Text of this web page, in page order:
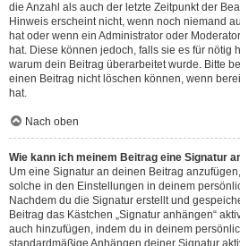
die Anzahl als auch der letzte Zeitpunkt der
Hinweis erscheint nicht, wenn noch niemand
hat oder wenn ein Administrator oder
hat. Diese können jedoch, falls sie es für nötig
warum dein Beitrag überarbeitet wurde. Bitte
einen Beitrag nicht löschen können, wenn
hat.
Nach oben
Wie kann ich meinem Beitrag eine Signatur
Um eine Signatur an deinen Beitrag
solche in den Einstellungen in deinem
Nachdem du die Signatur erstellt und
Beitrag das Kästchen „Signatur anhängen“
auch hinzufügen, indem du in deinem
standardmäßige Anhängen deiner Signatur